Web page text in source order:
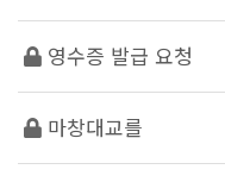
영수증 발급 요청
마창대교를